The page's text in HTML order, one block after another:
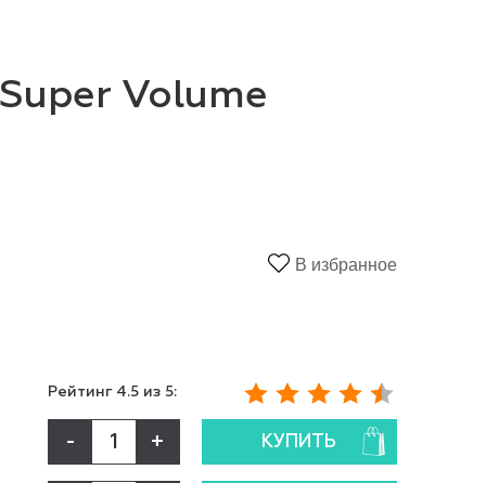
Volume
В избранное
Рейтинг 4.5 из 5:
- + КУПИТЬ